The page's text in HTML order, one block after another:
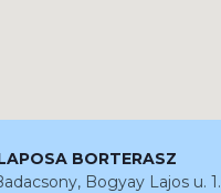
BORTERASZ
Bogyay Lajos u. 1.